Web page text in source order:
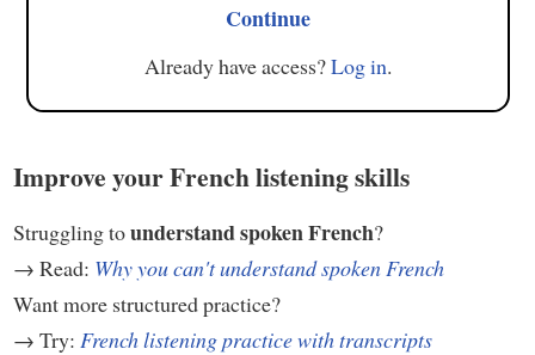
Continue
Already have access?Log in.
Improve your French listening skills
Struggling tounderstand spoken French?
→ Read: Why you can't understand spoken French
Want more structured practice?
→ Try: French listening practice with transcripts